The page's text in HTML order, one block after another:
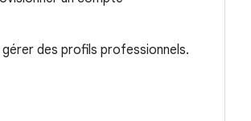
des profils professionnels.